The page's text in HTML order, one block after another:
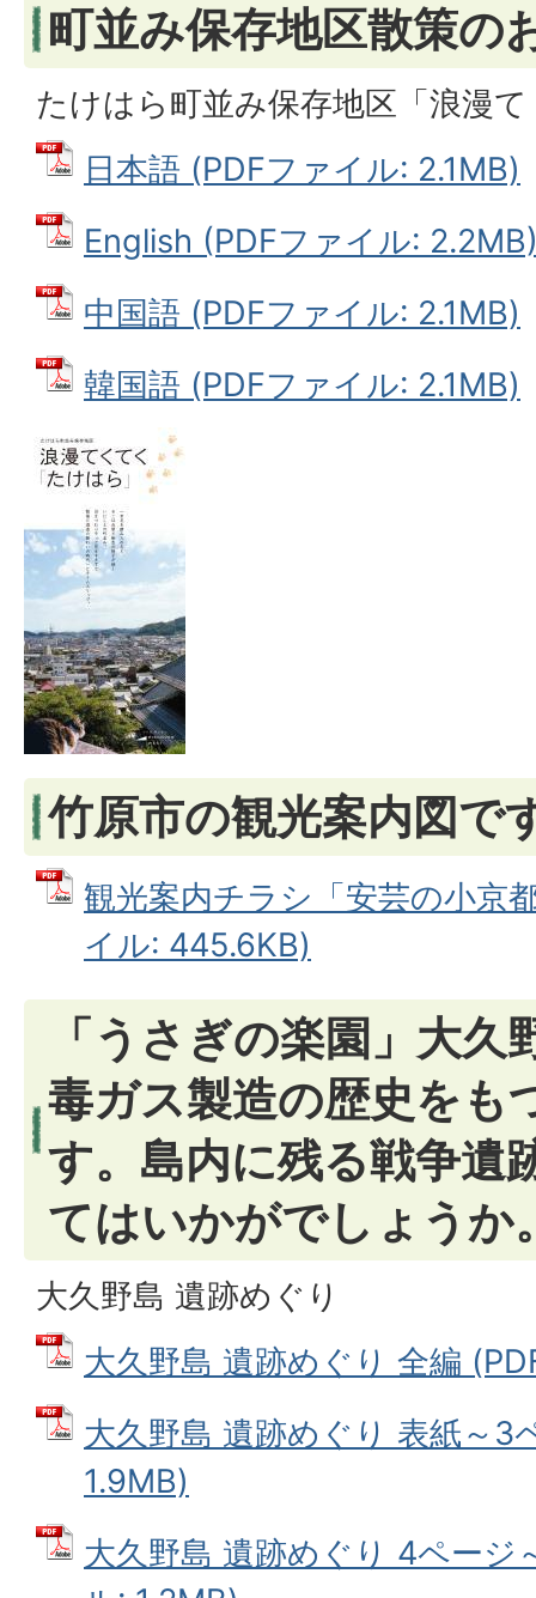
町並み保存地区散策の
たけはら町並み保存地区「浪漫
日本語 (PDFファイル: 2.1MB)
English (PDFファイル:
中国語 (PDFファイル: 2.1MB)
韓国語 (PDFファイル: 2.1MB)
竹原市の観光案内図で
観光案内チラシ「安芸の小京
イル: 445.6KB)
「うさぎの楽園」大久
毒ガス製造の歴史をも
す。島内に残る戦争遺
てはいかがでしょうか
大久野島 遺跡めぐり
大久野島 遺跡めぐり 全編
大久野島 遺跡めぐり 表紙～3
1.9MB)
大久野島 遺跡めぐり 4ページ